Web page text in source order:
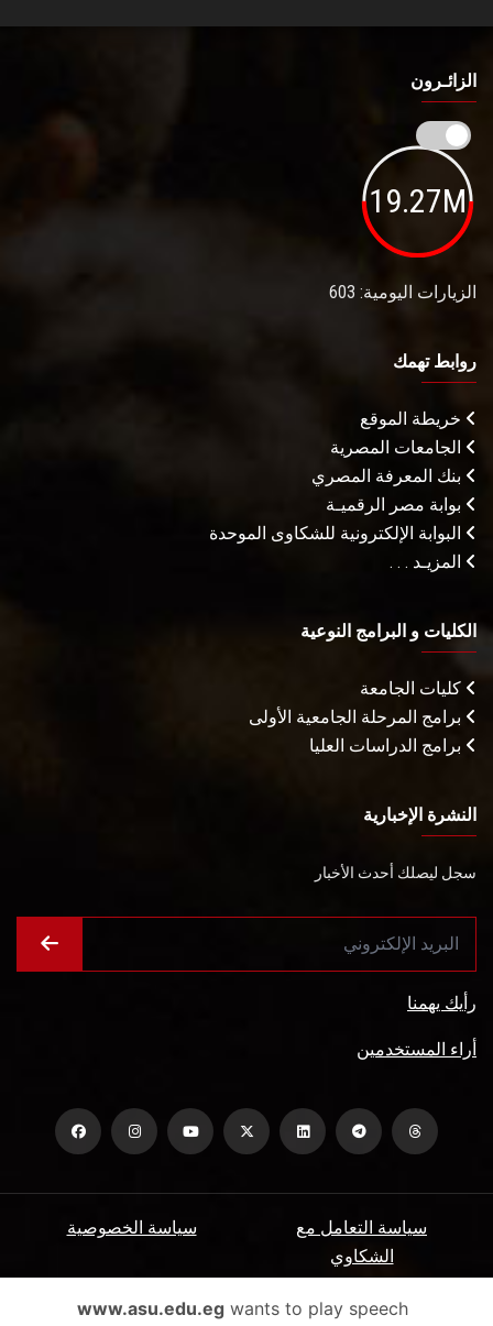
الزائـرون
19.27M
الزيارات اليومية: 603
روابط تهمك
خريطة الموقع
الجامعات المصرية
بنك المعرفة المصري
بوابة مصر الرقميـة
البوابة الإلكترونية للشكاوى الموحدة
المزيـد . . .
الكليات و البرامج النوعية
كليات الجامعة
برامج المرحلة الجامعية الأولى
برامج الدراسات العليا
النشرة الإخبارية
سجل ليصلك أحدث الأخبار
رأيك يهمنا
أراء المستخدمين
سياسة الخصوصية
سياسة التعامل مع
الشكاوي
الأسئلة الشائعة ميثاق المتعاملين www.asu.edu.egwants to play speech